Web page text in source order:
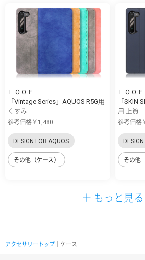
ＬＯＯＦ
「Vintage Series」AQUOS R5G用
くすみ...
参考価格￥1,480
DESIGN FOR AQUOS
その他（ケース）
ＬＯＯＦ
「SKIN
用 上質...
参考価格
その他
＋ もっと見る
アクセサリートップ ｜ケース